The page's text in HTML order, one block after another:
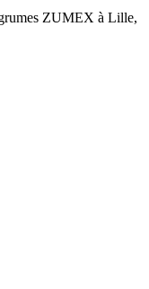
ZUMEX à Lille,